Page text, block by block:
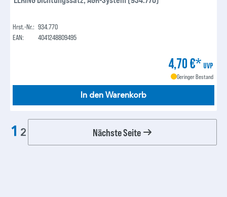
Hrst.-Nr.: 934.770
EAN:
4041248809495
4,70 €* UVP
Geringer Bestand
In den Warenkorb
1 2 Nächste Seite